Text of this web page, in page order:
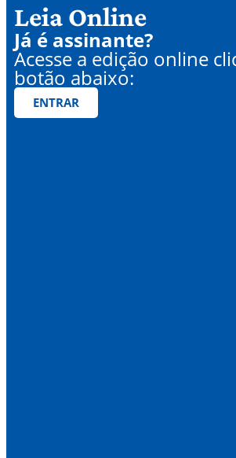
Leia Online
Já é assinante?
Acesse a edição online
botão abaixo:
ENTRAR